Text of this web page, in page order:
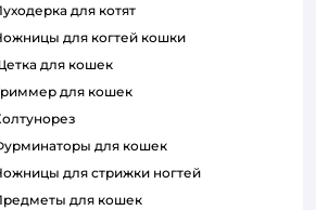
пуходерка для котят
ножницы для когтей кошки
щетка для кошек
триммер для кошек
колтунорез
фурминаторы для кошек
ножницы для стрижки ногтей
предметы для кошек